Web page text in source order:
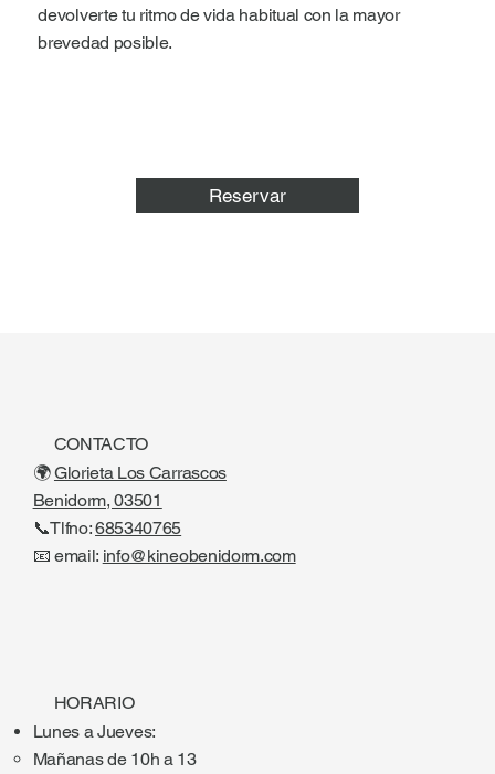
devolverte tu ritmo de vida habitual con la mayor
brevedad posible.
Reservar
CONTACTO
🌍Glorieta Los Carrascos
Benidorm, 03501
📞Tlfno:685340765
📧 email: info@kineobenidorm.com
HORARIO
Lunes a Jueves:
Mañanas de 10h a 13